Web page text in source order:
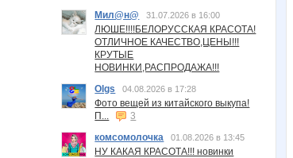
Мил@н@
31.07.2026 в 16:00
ЛЮШЕ!!!!БЕЛОРУССКАЯ КРАСОТА!
ОТЛИЧНОЕ КАЧЕСТВО,ЦЕНЫ!!!
КРУТЫЕ
НОВИНКИ,РАСПРОДАЖА!!!
Olgs
04.08.2026 в 17:28
Фото вещей из китайского выкупа!
П...
3
комсомолочка
01.08.2026 в 13:45
НУ КАКАЯ КРАСОТА!!! новинки